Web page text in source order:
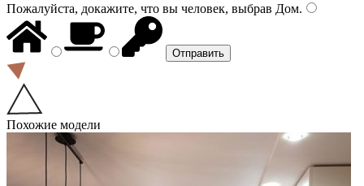
Пожалуйста, докажите, что вы человек, выбрав Дом.
Похожие модели